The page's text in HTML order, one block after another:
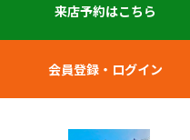
来店予約はこちら
会員登録・ログイン